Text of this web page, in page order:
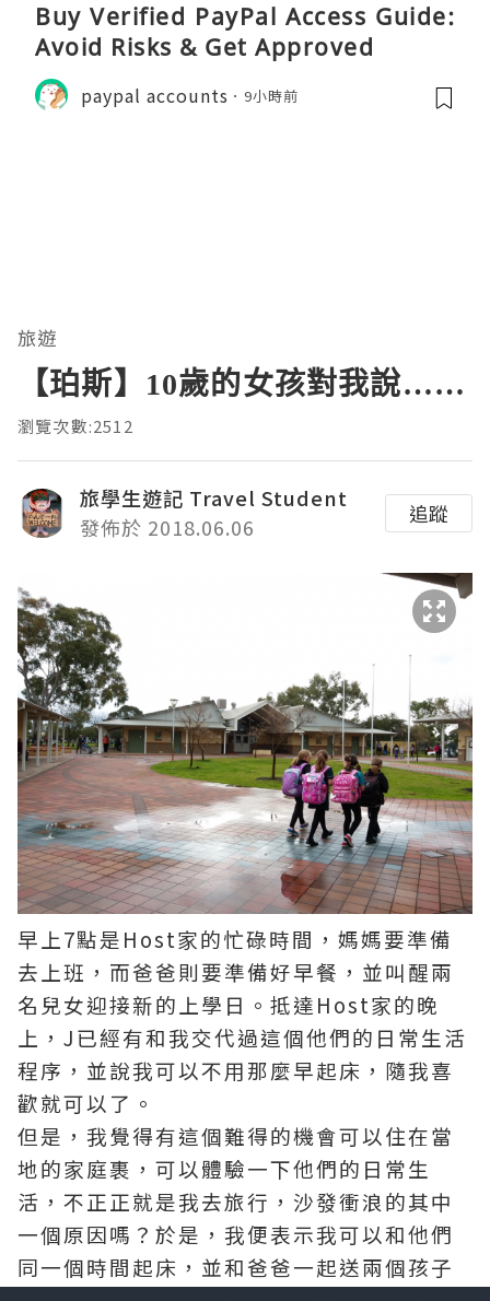
Buy Verified PayPal Access Guide:
Avoid Risks & Get Approved
paypal accounts 9小時前
旅遊
【珀斯】10歲的女孩對我說……
瀏覽次數:2512
旅學生遊記 Travel Student
發佈於 2018.06.06
追蹤
早上7點是Host家的忙碌時間，媽媽要準備
去上班，而爸爸則要準備好早餐，並叫醒兩
名兒女迎接新的上學日。抵達Host家的晚
上，J已經有和我交代過這個他們的日常生活
程序，並說我可以不用那麼早起床，隨我喜
歡就可以了。
但是，我覺得有這個難得的機會可以住在當
地的家庭裹，可以體驗一下他們的日常生
活，不正正就是我去旅行，沙發衝浪的其中
一個原因嗎？於是，我便表示我可以和他們
同一個時間起床，並和爸爸一起送兩個孩子